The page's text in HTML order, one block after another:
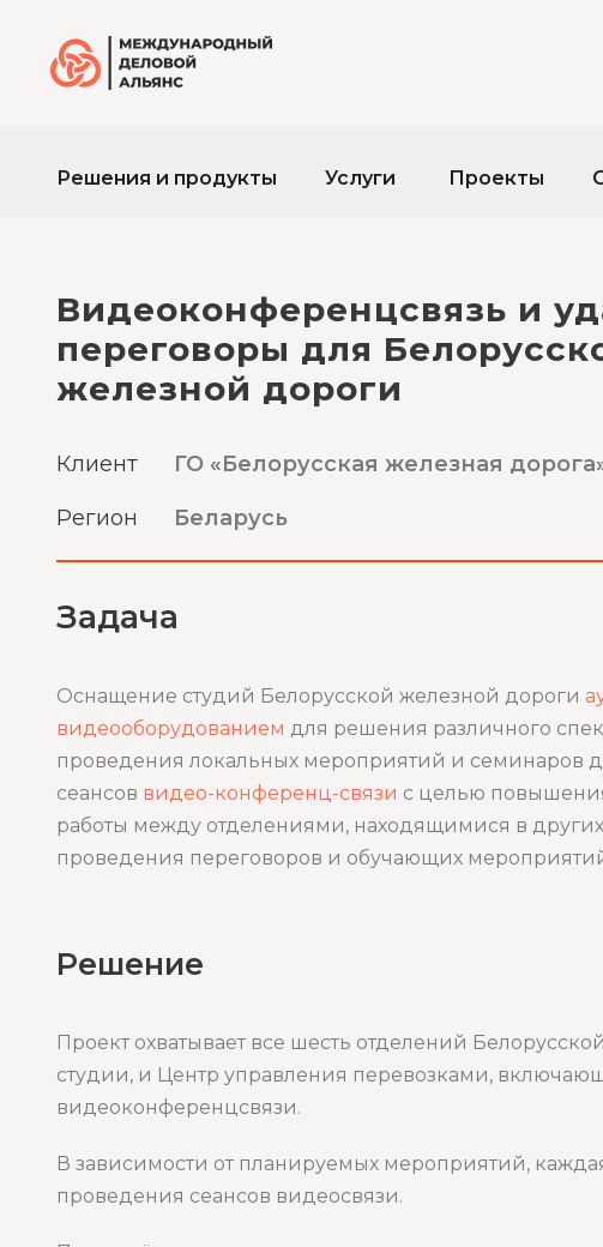
Решения и продукты Услуги Проекты
Видеоконференцсвязь и
переговоры для
железной дороги
Клиент ГО «Белорусская железная
Регион Беларусь
Задача
Оснащение студий Белорусской железной дороги
видеооборудованием для решения различного
проведения локальных мероприятий и семинаров
сеансов видео-конференц-связи с целью
работы между отделениями, находящимися в других
проведения переговоров и обучающих
Решение
Проект охватывает все шесть отделений
студии, и Центр управления перевозками,
видеоконференцсвязи.
В зависимости от планируемых мероприятий,
проведения сеансов видеосвязи.